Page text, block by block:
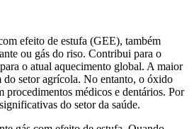
efeito de estufa (GEE), também
ou gás do riso. Contribui para o
o atual aquecimento global. A maior
do setor agrícola. No entanto, o óxido
procedimentos médicos e dentários. Por
do setor da saúde.